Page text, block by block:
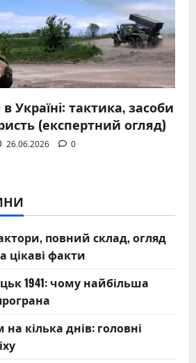
Україні: тактика, засоби
(експертний огляд)
26.06.2026 0
повний склад, огляд
цікаві факти
1941: чому найбільша
кілька днів: головні